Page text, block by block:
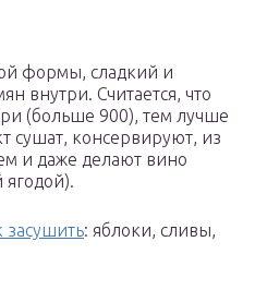
формы, сладкий и
внутри. Считается, что
(больше 900), тем лучше
сушат, консервируют, из
и даже делают вино
засушить: яблоки, сливы,